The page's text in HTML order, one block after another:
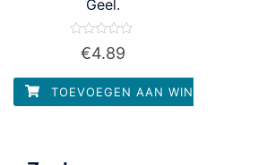
Geel.
Waardering
5
€4.89
TOEVOEGEN AAN WINKELWAGEN